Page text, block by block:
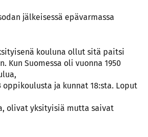
jälkeisessä epävarmassa
kouluna ollut sitä paitsi
Kun Suomessa oli vuonna 1950
ja kunnat 18:sta. Loput
olivat yksityisiä mutta saivat